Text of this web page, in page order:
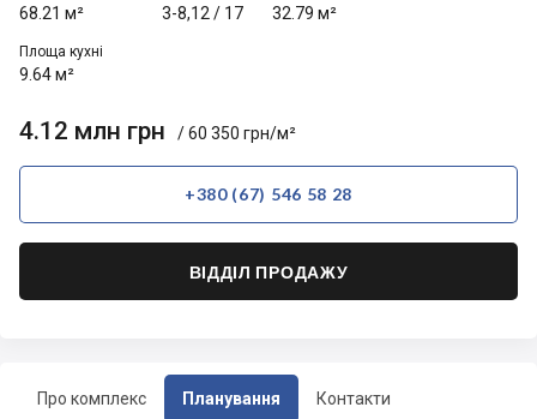
Про комплекс Планування Контакти
68.21 м² 3-8,12 / 17 32.79 м²
Площа кухні
9.64 м²
4.12 млн грн / 60 350 грн/м²
+380 (67) 546 58 28
ВІДДІЛ ПРОДАЖУ